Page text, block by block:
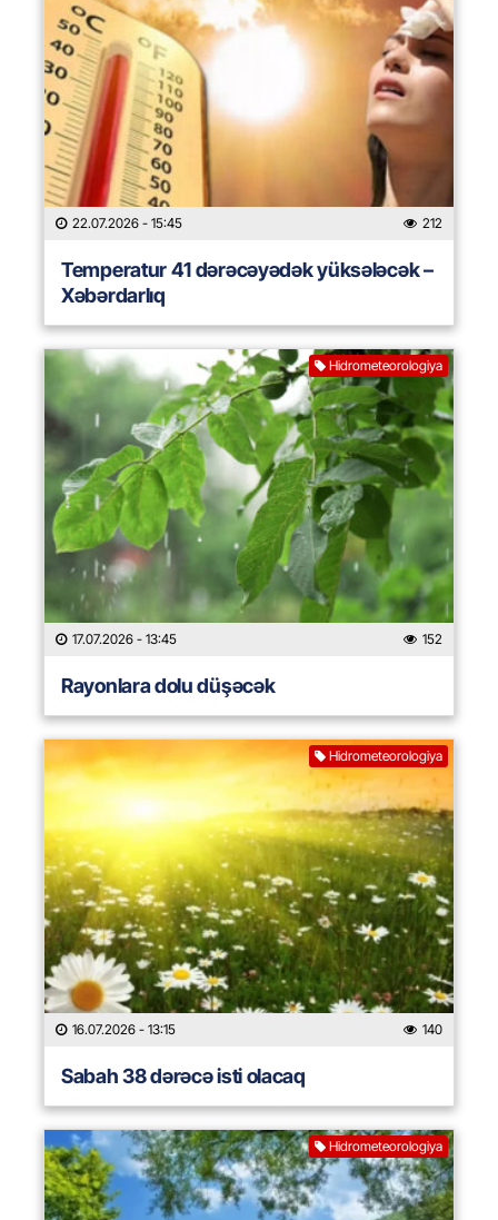
22.07.2026 - 15:45 212
Temperatur 41 dərəcəyədək yüksələcək –
Xəbərdarlıq
Hidrometeorologiya
17.07.2026 - 13:45 152
Rayonlara dolu düşəcək
Hidrometeorologiya
16.07.2026 - 13:15 140
Sabah 38 dərəcə isti olacaq
Hidrometeorologiya